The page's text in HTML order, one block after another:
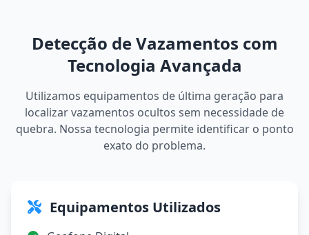
Detecção de Vazamentos com
Tecnologia Avançada
Utilizamos equipamentos de última geração para
localizar vazamentos ocultos sem necessidade de
quebra. Nossa tecnologia permite identificar o ponto
exato do problema.
Equipamentos Utilizados